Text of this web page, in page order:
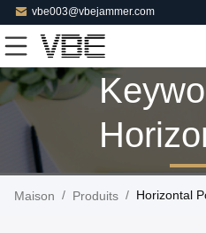
vbe003@vbejammer.com
Maison / Produits / Horizontal